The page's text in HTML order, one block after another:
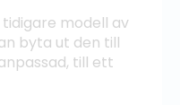
tidigare modell av
byta ut den till
till ett